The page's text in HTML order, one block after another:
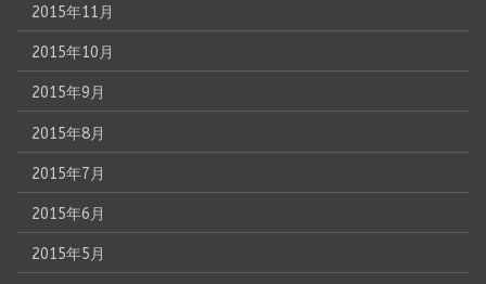
2015年11月
2015年10月
2015年9月
2015年8月
2015年7月
2015年6月
2015年5月